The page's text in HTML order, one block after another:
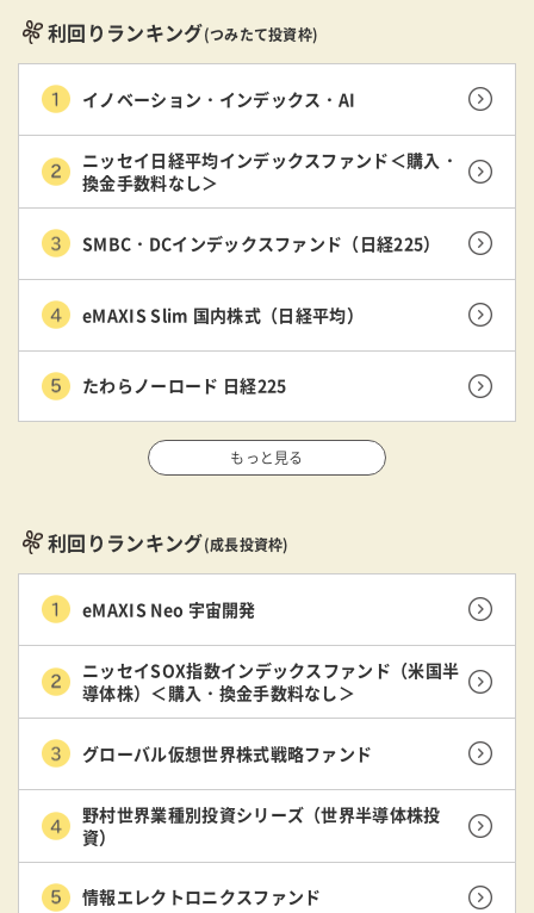
利回りランキング(つみたて投資枠)
イノベーション・インデックス・AI
ニッセイ日経平均インデックスファンド＜購入・
換金手数料なし＞
SMBC・DCインデックスファンド（日経225）
eMAXIS Slim 国内株式（日経平均）
たわらノーロード 日経225
もっと見る
利回りランキング(成長投資枠)
eMAXIS Neo 宇宙開発
ニッセイSOX指数インデックスファンド（米国半
導体株）＜購入・換金手数料なし＞
グローバル仮想世界株式戦略ファンド
野村世界業種別投資シリーズ（世界半導体株投
資）
情報エレクトロニクスファンド